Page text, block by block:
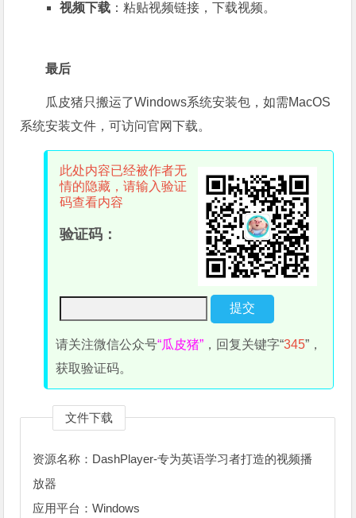
视频下载 ：粘贴视频链接，下载视频。
最后
瓜皮猪只搬运了Windows系统安装包，如需MacOS
系统安装文件，可访问官网下载。
此处内容已经被作者无
情的隐藏，请输入验证
码查看内容
验证码：
请关注微信公众号“瓜皮猪” ，回复关键字“345”，
获取验证码。
文件下载
资源名称：DashPlayer-专为英语学习者打造的视频播
放器
应用平台：Windows